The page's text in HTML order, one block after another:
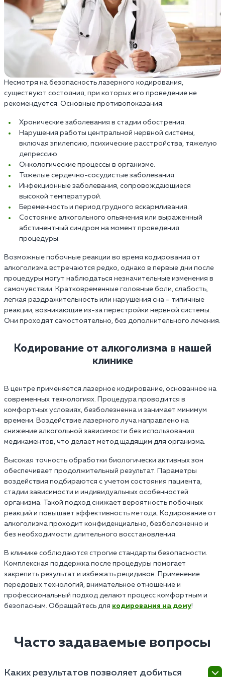
Несмотря на безопасность лазерного кодирования,
существуют состояния, при которых его проведение не
рекомендуется. Основные противопоказания:
Хронические заболевания в стадии обострения.
Нарушения работы центральной нервной системы,
включая эпилепсию, психические расстройства, тяжелую
депрессию.
Онкологические процессы в организме.
Тяжелые сердечно-сосудистые заболевания.
Инфекционные заболевания, сопровождающиеся
высокой температурой.
Беременность и период грудного вскармливания.
Состояние алкогольного опьянения или выраженный
абстинентный синдром на момент проведения
процедуры.
Возможные побочные реакции во время кодирования от
алкоголизма встречаются редко, однако в первые дни после
процедуры могут наблюдаться незначительные изменения в
самочувствии. Кратковременные головные боли, слабость,
легкая раздражительность или нарушения сна – типичные
реакции, возникающие из-за перестройки нервной системы.
Они проходят самостоятельно, без дополнительного лечения.
Кодирование от алкоголизма в нашей
клинике
В центре применяется лазерное кодирование, основанное на
современных технологиях. Процедура проводится в
комфортных условиях, безболезненна и занимает минимум
времени. Воздействие лазерного луча направлено на
снижение алкогольной зависимости без использования
медикаментов, что делает метод щадящим для организма.
Высокая точность обработки биологически активных зон
обеспечивает продолжительный результат. Параметры
воздействия подбираются с учетом состояния пациента,
стадии зависимости и индивидуальных особенностей
организма. Такой подход снижает вероятность побочных
реакций и повышает эффективность метода. Кодирование от
алкоголизма проходит конфиденциально, безболезненно и
без необходимости длительного восстановления.
В клинике соблюдаются строгие стандарты безопасности.
Комплексная поддержка после процедуры помогает
закрепить результат и избежать рецидивов. Применение
передовых технологий, внимательное отношение и
профессиональный подход делают процесс комфортным и
безопасным. Обращайтесь для кодирования на дому!
Часто задаваемые вопросы
Каких результатов позволяет добиться